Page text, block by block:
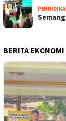
BERITA EKONOMI